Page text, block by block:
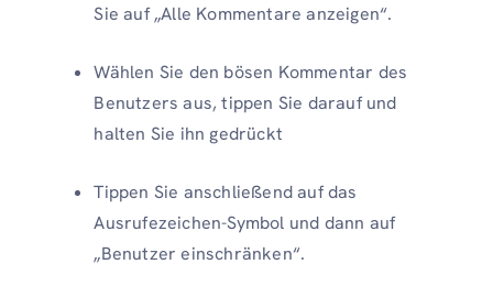
Sie auf „Alle Kommentare anzeigen“.
Wählen Sie den bösen Kommentar des
Benutzers aus, tippen Sie darauf und
halten Sie ihn gedrückt
Tippen Sie anschließend auf das
Ausrufezeichen-Symbol und dann auf
„Benutzer einschränken“.